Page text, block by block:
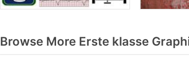
Browse More Erste klasse